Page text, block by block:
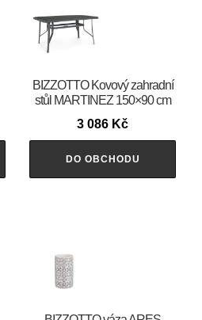
BIZZOTTO Kovový zahradní
stůl MARTINEZ 150×90 cm
3 086 Kč
DO OBCHODU